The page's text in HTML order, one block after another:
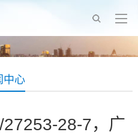
中心
28-7，广